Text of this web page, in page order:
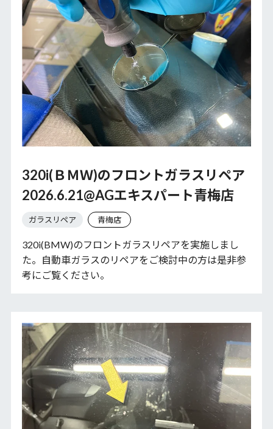
320i(ＢＭＷ)のフロントガラスリペア
2026.6.21@AGエキスパート青梅店
ガラスリペア 青梅店
320i(BMW)のフロントガラスリペアを実施しまし
た。自動車ガラスのリペアをご検討中の方は是非参
考にご覧ください。